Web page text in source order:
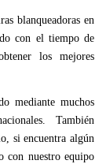
blanqueadoras en
con el tiempo de
los mejores
mediante muchos
También
si encuentra algún
con nuestro equipo